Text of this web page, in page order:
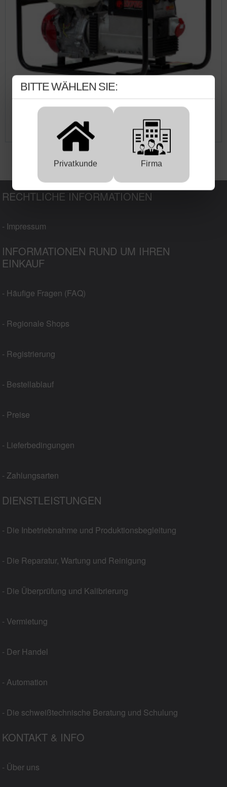
EUROPOWER Schweißaggregat EP200X, 7,0 kVA
RECHTLICHE INFORMATIONEN
- Impressum
INFORMATIONEN RUND UM IHREN
EINKAUF
- Häufige Fragen (FAQ)
- Regionale Shops
- Registrierung
- Bestellablauf
- Preise
- Lieferbedingungen
- Zahlungsarten
DIENSTLEISTUNGEN
- Die Inbetriebnahme und Produktionsbegleitung
- Die Reparatur, Wartung und Reinigung
- Die Überprüfung und Kalibrierung
- Vermietung
- Der Handel
- Automation
- Die schweißtechnische Beratung und Schulung
KONTAKT & INFO
- Über uns
BITTE WÄHLEN SIE:
Privatkunde Firma